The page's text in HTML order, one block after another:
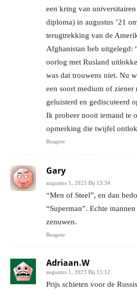
een kring van
diploma) in augustus ’21
terugtrekking van de
Afghanistan heb uitgelegd:
oorlog met Rusland
was dat trouwens niet. Nu
een soort medium of
geluisterd en gediscuteerd
Ik probeer nooit iemand te
opmerking die twijfel
Reageer
Gary
augustus 1, 2023 Bij 13:34
“Men of Steel”, en dan
“Superman”. Echte
zenuwen.
Reageer
Adriaan.W
augustus 1, 2023 Bij 15:12
Prijs schieten voor de